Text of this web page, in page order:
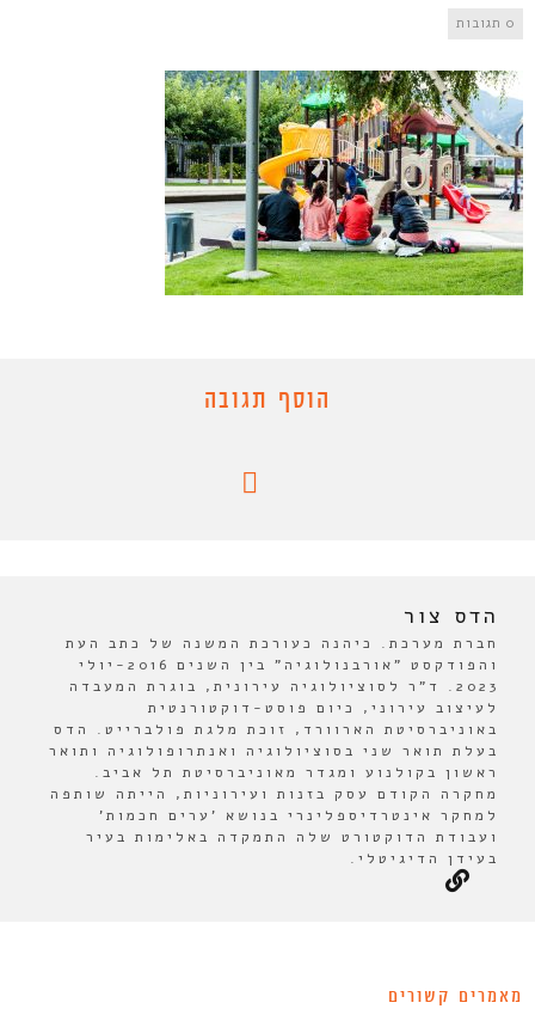
0 תגובות
הוסף תגובה
הדס צור
חברת מערכת. כיהנה כעורכת המשנה של כתב העת
והפודקסט "אורבנולוגיה" בין השנים 2016-יולי
2023. ד"ר לסוציולוגיה עירונית, בוגרת המעבדה
לעיצוב עירוני, כיום פוסט-דוקטורנטית
באוניברסיטת הארוורד, זוכת מלגת פולברייט. הדס
בעלת תואר שני בסוציולוגיה ואנתרופולוגיה ותואר
ראשון בקולנוע ומגדר מאוניברסיטת תל אביב.
מחקרה הקודם עסק בזנות ועירוניות, הייתה שותפה
למחקר אינטרדיספלינרי בנושא 'ערים חכמות'
ועבודת הדוקטורט שלה התמקדה באלימות בעיר
בעידן הדיגיטלי.
מאמרים קשורים